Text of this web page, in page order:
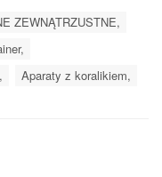
ZEWNĄTRZUSTNE,
Aparaty z koralikiem,